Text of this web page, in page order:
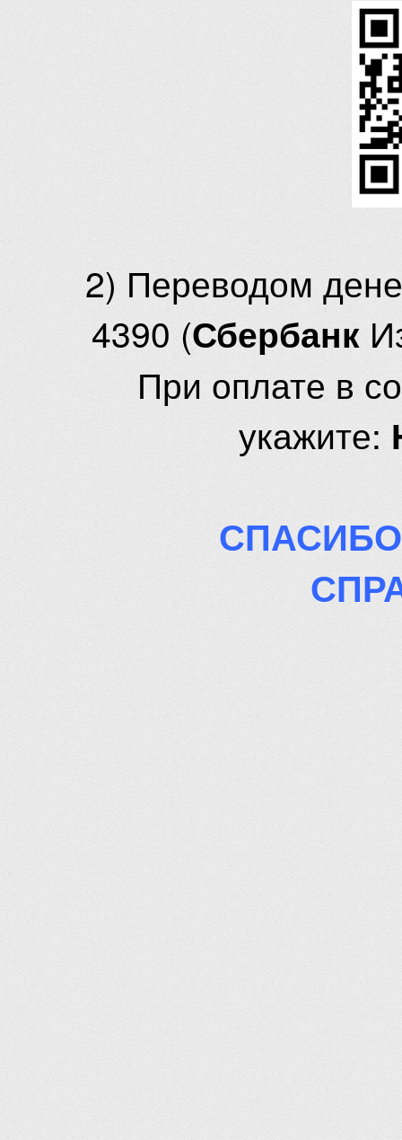
2) Переводом
4390 (Сбербанк
При оплате в
укажите: